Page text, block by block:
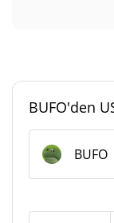
Hacim /
BUFO Arzı
Toplam Arz
BUFO'den
BUFO